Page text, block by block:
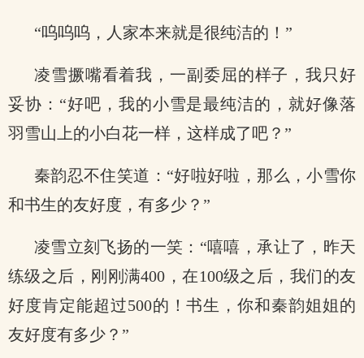
“呜呜呜，人家本来就是很纯洁的！”
凌雪撅嘴看着我，一副委屈的样子，我只好
妥协：“好吧，我的小雪是最纯洁的，就好像落
羽雪山上的小白花一样，这样成了吧？”
秦韵忍不住笑道：“好啦好啦，那么，小雪你
和书生的友好度，有多少？”
凌雪立刻飞扬的一笑：“嘻嘻，承让了，昨天
练级之后，刚刚满400，在100级之后，我们的友
好度肯定能超过500的！书生，你和秦韵姐姐的
友好度有多少？”